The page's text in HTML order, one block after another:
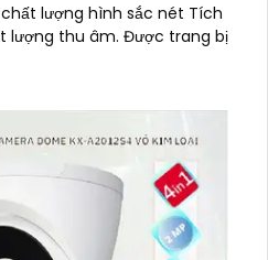
chất lượng hình sắc nét Tích
âm. Được trang bị